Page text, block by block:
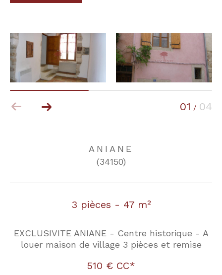
01 / 04
ANIANE
(34150)
3 pièces - 47 m²
EXCLUSIVITE ANIANE - Centre historique - A
louer maison de village 3 pièces et remise
510 € CC*
Référence
AFFINER LES CRITÈRES
TERRASSE PARKING PISCINE
RECHERCHER